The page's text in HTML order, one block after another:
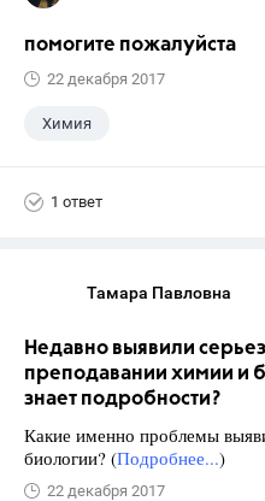
помогите пожалуйста
22 декабря 2017
Химия
1 ответ
Тамара Павловна
Недавно выявили
преподавании химии и
знает подробности?
Какие именно проблемы
биологии? (Подробнее...)
22 декабря 2017